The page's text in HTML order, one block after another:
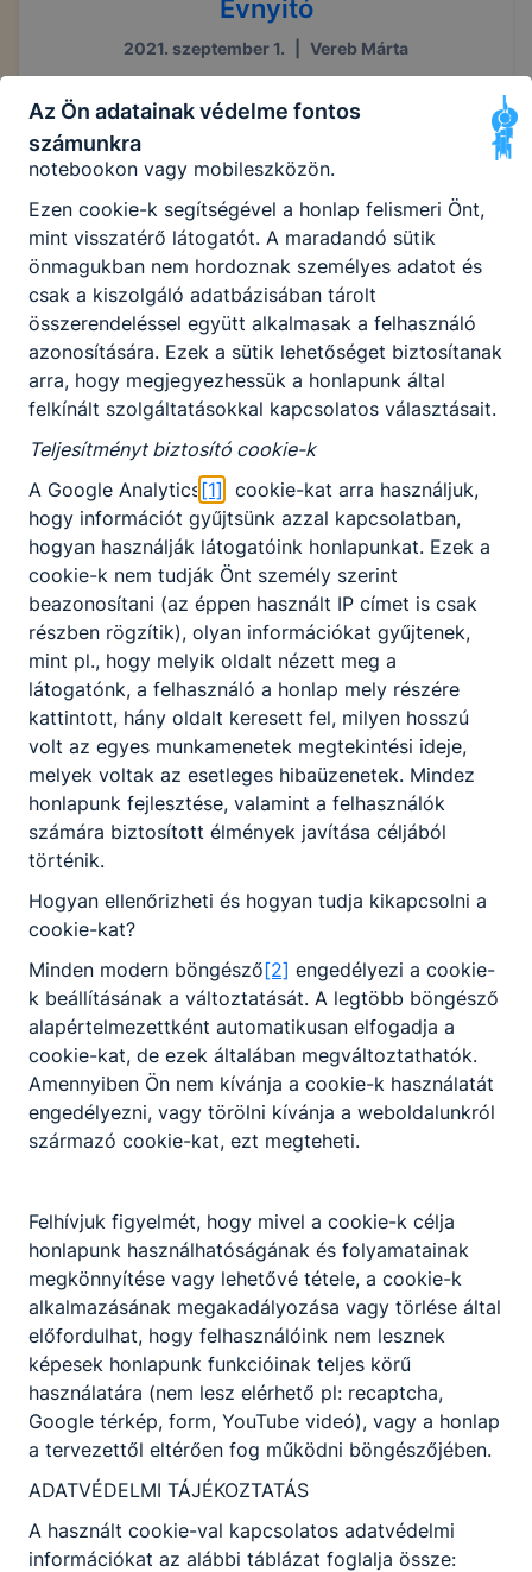
Évnyitó
2021. szeptember 1. Vereb Márta
Az Ön adatainak védelme fontos
számunkra
Használatot elősegítő “maradandó sütik” persistent
cookie-k
A “maradandó sütik” (persistent cookie) a honlap
elhagyását követően is tárolódnak a számítógépen,
notebookon vagy mobileszközön.
Ezen cookie-k segítségével a honlap felismeri Önt,
mint visszatérő látogatót. A maradandó sütik
önmagukban nem hordoznak személyes adatot és
csak a kiszolgáló adatbázisában tárolt
összerendeléssel együtt alkalmasak a felhasználó
azonosítására. Ezek a sütik lehetőséget biztosítanak
arra, hogy megjegyezhessük a honlapunk által
felkínált szolgáltatásokkal kapcsolatos választásait.
Teljesítményt biztosító cookie-k
A Google Analytics [1] cookie-kat arra használjuk,
hogy információt gyűjtsünk azzal kapcsolatban,
hogyan használják látogatóink honlapunkat. Ezek a
cookie-k nem tudják Önt személy szerint
beazonosítani (az éppen használt IP címet is csak
részben rögzítik), olyan információkat gyűjtenek,
mint pl., hogy melyik oldalt nézett meg a
látogatónk, a felhasználó a honlap mely részére
kattintott, hány oldalt keresett fel, milyen hosszú
volt az egyes munkamenetek megtekintési ideje,
melyek voltak az esetleges hibaüzenetek. Mindez
honlapunk fejlesztése, valamint a felhasználók
számára biztosított élmények javítása céljából
történik.
Hogyan ellenőrizheti és hogyan tudja kikapcsolni a
cookie-kat?
Minden modern böngésző[2] engedélyezi a cookie-
k beállításának a változtatását. A legtöbb böngésző
alapértelmezettként automatikusan elfogadja a
cookie-kat, de ezek általában megváltoztathatók.
Amennyiben Ön nem kívánja a cookie-k használatát
engedélyezni, vagy törölni kívánja a weboldalunkról
származó cookie-kat, ezt megteheti.
Felhívjuk figyelmét, hogy mivel a cookie-k célja
honlapunk használhatóságának és folyamatainak
megkönnyítése vagy lehetővé tétele, a cookie-k
alkalmazásának megakadályozása vagy törlése által
előfordulhat, hogy felhasználóink nem lesznek
képesek honlapunk funkcióinak teljes körű
használatára (nem lesz elérhető pl: recaptcha,
Google térkép, form, YouTube videó), vagy a honlap
a tervezettől eltérően fog működni böngészőjében.
ADATVÉDELMI TÁJÉKOZTATÁS
A használt cookie-val kapcsolatos adatvédelmi
információkat az alábbi táblázat foglalja össze: